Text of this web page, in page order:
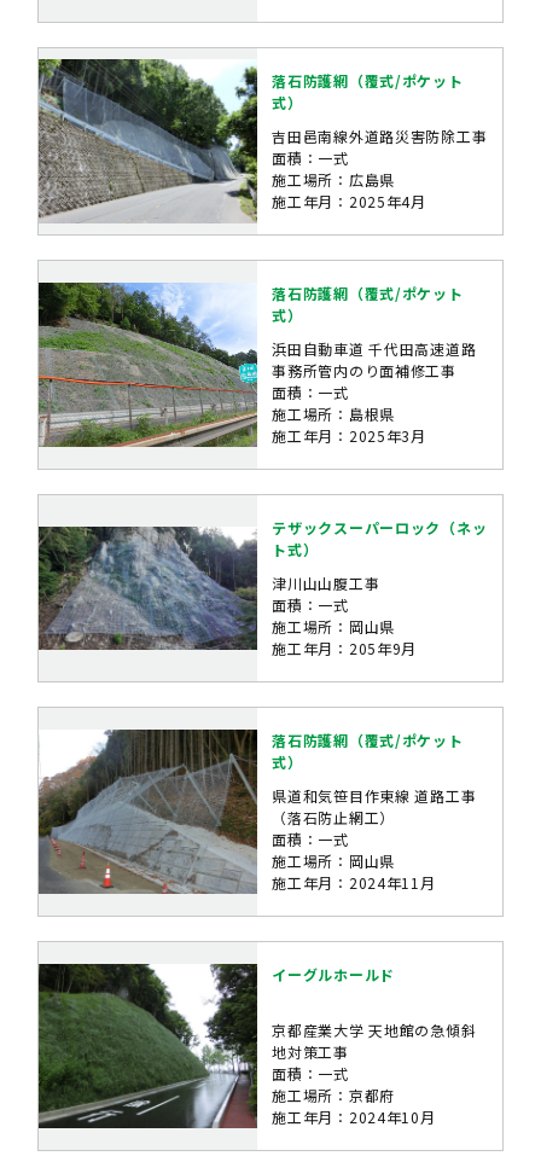
落石防護網（覆式/ポケット
式）
吉田邑南線外道路災害防除工事
面積：一式
施工場所：広島県
施工年月：2025年4月
落石防護網（覆式/ポケット
式）
浜田自動車道 千代田高速道路
事務所管内のり面補修工事
面積：一式
施工場所：島根県
施工年月：2025年3月
テザックスーパーロック（ネッ
ト式）
津川山山腹工事
面積：一式
施工場所：岡山県
施工年月：205年9月
落石防護網（覆式/ポケット
式）
県道和気笹目作東線 道路工事
（落石防止網工）
面積：一式
施工場所：岡山県
施工年月：2024年11月
イーグルホールド
京都産業大学 天地館の急傾斜
地対策工事
面積：一式
施工場所：京都府
施工年月：2024年10月